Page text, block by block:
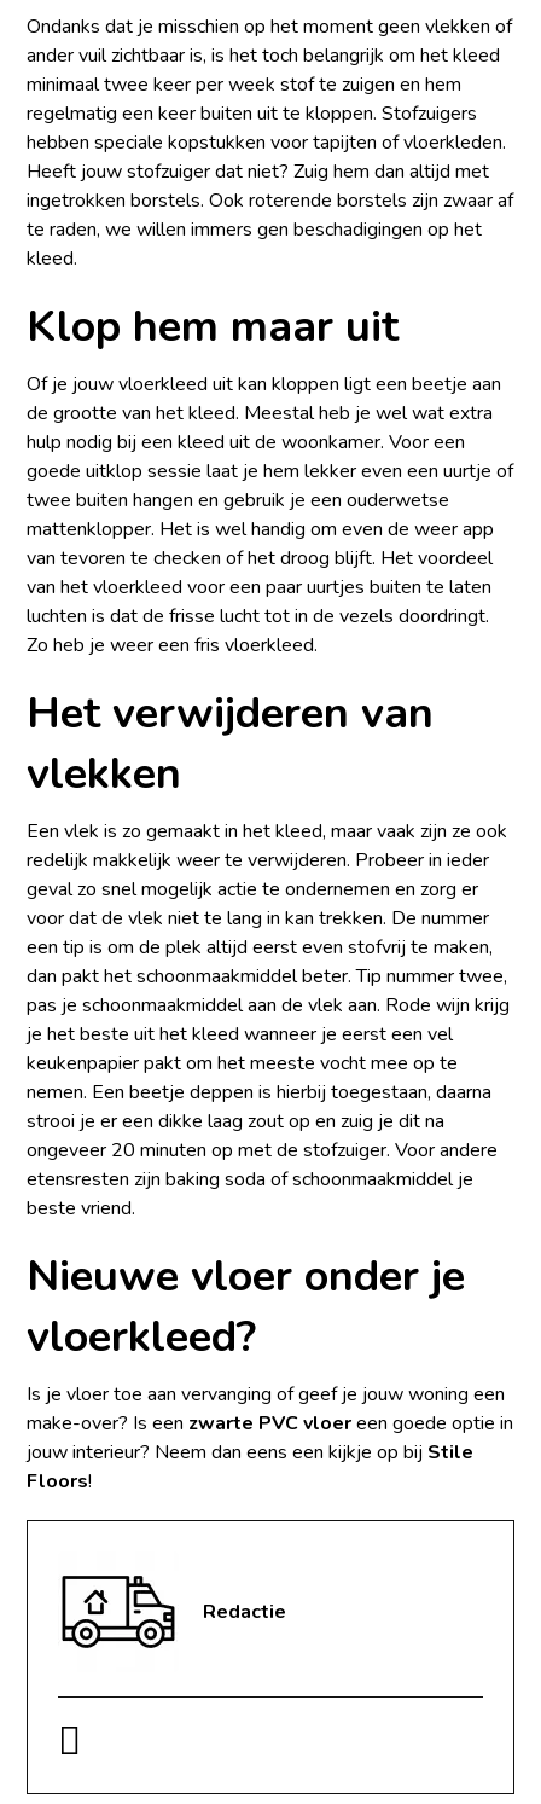
Ondanks dat je misschien op het moment geen vlekken of
ander vuil zichtbaar is, is het toch belangrijk om het kleed
minimaal twee keer per week stof te zuigen en hem
regelmatig een keer buiten uit te kloppen. Stofzuigers
hebben speciale kopstukken voor tapijten of vloerkleden.
Heeft jouw stofzuiger dat niet? Zuig hem dan altijd met
ingetrokken borstels. Ook roterende borstels zijn zwaar af
te raden, we willen immers gen beschadigingen op het
kleed.
Klop hem maar uit
Of je jouw vloerkleed uit kan kloppen ligt een beetje aan
de grootte van het kleed. Meestal heb je wel wat extra
hulp nodig bij een kleed uit de woonkamer. Voor een
goede uitklop sessie laat je hem lekker even een uurtje of
twee buiten hangen en gebruik je een ouderwetse
mattenklopper. Het is wel handig om even de weer app
van tevoren te checken of het droog blijft. Het voordeel
van het vloerkleed voor een paar uurtjes buiten te laten
luchten is dat de frisse lucht tot in de vezels doordringt.
Zo heb je weer een fris vloerkleed.
Het verwijderen van
vlekken
Een vlek is zo gemaakt in het kleed, maar vaak zijn ze ook
redelijk makkelijk weer te verwijderen. Probeer in ieder
geval zo snel mogelijk actie te ondernemen en zorg er
voor dat de vlek niet te lang in kan trekken. De nummer
een tip is om de plek altijd eerst even stofvrij te maken,
dan pakt het schoonmaakmiddel beter. Tip nummer twee,
pas je schoonmaakmiddel aan de vlek aan. Rode wijn krijg
je het beste uit het kleed wanneer je eerst een vel
keukenpapier pakt om het meeste vocht mee op te
nemen. Een beetje deppen is hierbij toegestaan, daarna
strooi je er een dikke laag zout op en zuig je dit na
ongeveer 20 minuten op met de stofzuiger. Voor andere
etensresten zijn baking soda of schoonmaakmiddel je
beste vriend.
Nieuwe vloer onder je
vloerkleed?
Is je vloer toe aan vervanging of geef je jouw woning een
make-over? Is een zwarte PVC vloereen goede optie in
jouw interieur? Neem dan eens een kijkje op bij Stile
Floors!
Redactie